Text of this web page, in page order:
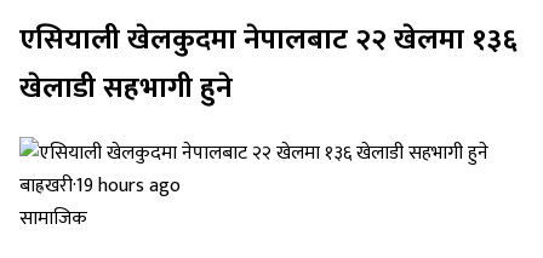
एसियाली खेलकुदमा नेपालबाट २२ खेलमा १३६
खेलाडी सहभागी हुने
बाह्रखरी·19 hours ago
सामाजिक